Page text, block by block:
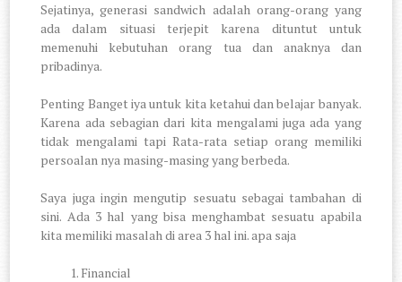
Sejatinya, generasi sandwich adalah orang-orang yang
ada dalam situasi terjepit karena dituntut untuk
memenuhi kebutuhan orang tua dan anaknya dan
pribadinya.
Penting Banget iya untuk kita ketahui dan belajar banyak.
Karena ada sebagian dari kita mengalami juga ada yang
tidak mengalami tapi Rata-rata setiap orang memiliki
persoalan nya masing-masing yang berbeda.
Saya juga ingin mengutip sesuatu sebagai tambahan di
sini. Ada 3 hal yang bisa menghambat sesuatu apabila
kita memiliki masalah di area 3 hal ini. apa saja
Financial